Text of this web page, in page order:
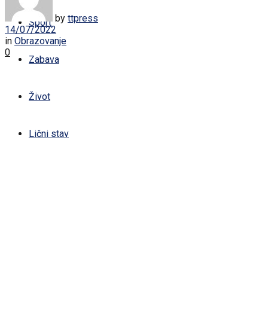
Sport
Zabava
Život
Lični stav
by ttpress
14/07/2022
in Obrazovanje
0